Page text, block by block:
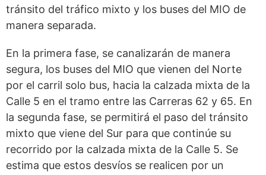
tránsito del tráfico mixto y los buses del MIO de
manera separada.
En la primera fase, se canalizarán de manera
segura, los buses del MIO que vienen del Norte
por el carril solo bus, hacia la calzada mixta de la
Calle 5 en el tramo entre las Carreras 62 y 65. En
la segunda fase, se permitirá el paso del tránsito
mixto que viene del Sur para que continúe su
recorrido por la calzada mixta de la Calle 5. Se
estima que estos desvíos se realicen por un